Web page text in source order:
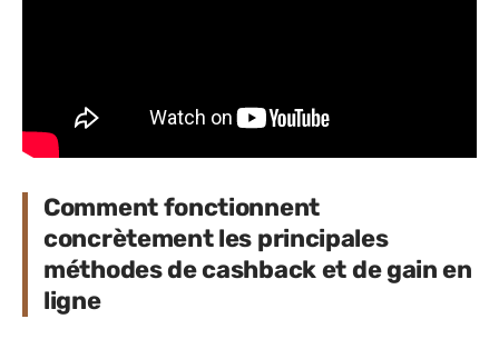
Comment fonctionnent
concrètement les principales
méthodes de cashback et de gain en
ligne